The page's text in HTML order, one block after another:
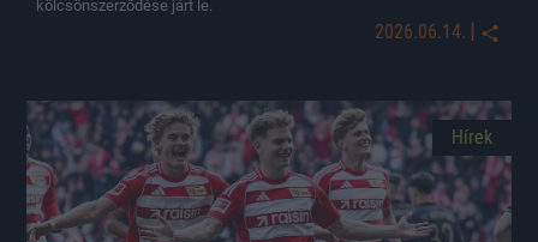
kölcsönszerződése járt le.
2026.06.14. |
Hírek